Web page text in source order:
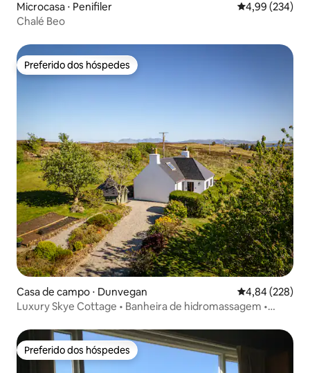
Microcasa ⋅ Penifiler 4,99 de uma
4,99 (234)
Chalé Beo
Preferido dos hóspedes
Preferido dos hóspedes
Casa de campo ⋅ Dunvegan 4,84 de uma
4,84 (228)
Luxury Skye Cottage • Banheira de hidromassagem •
Preferido dos hóspedes
Preferido dos hóspedes